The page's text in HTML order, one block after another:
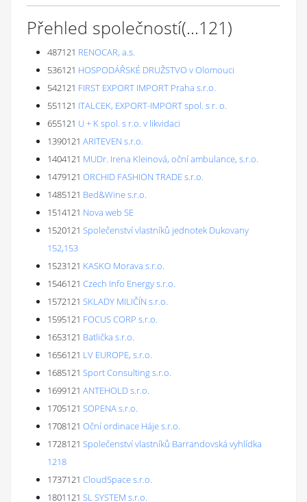
Přehled společností(...121)
487121 RENOCAR, a.s.
536121 HOSPODÁŘSKÉ DRUŽSTVO v Olomouci
542121 FIRST EXPORT IMPORT Praha s.r.o.
551121 ITALCEK, EXPORT-IMPORT spol. s r. o.
655121 U + K spol. s r.o. v likvidaci
1390121 ARITEVEN s.r.o.
1404121 MUDr. Irena Kleinová, oční ambulance, s.r.o.
1479121 ORCHID FASHION TRADE s.r.o.
1485121 Bed&Wine s.r.o.
1514121 Nova web SE
1520121 Společenství vlastníků jednotek Dukovany
152,153
1523121 KASKO Morava s.r.o.
1546121 Czech Info Energy s.r.o.
1572121 SKLADY MILIČÍN s.r.o.
1595121 FOCUS CORP s.r.o.
1653121 Batlička s.r.o.
1656121 LV EUROPE, s.r.o.
1685121 Sport Consulting s.r.o.
1699121 ANTEHOLD s.r.o.
1705121 SOPENA s.r.o.
1708121 Oční ordinace Háje s.r.o.
1728121 Společenství vlastníků Barrandovská vyhlídka
1218
1737121 CloudSpace s.r.o.
1801121 SL SYSTEM s.r.o.